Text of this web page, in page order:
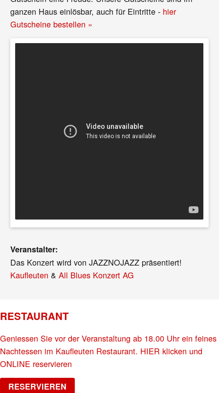
ganzen Haus einlösbar, auch für Eintritte - hier
Gutscheine bestellen »
Veranstalter:
Das Konzert wird von JAZZNOJAZZ präsentiert!
Kaufleuten &All Blues Konzert AG
RESTAURANT
Geniessen Sie vor der Veranstaltung ab 18.00 Uhr ein feines
Nachtessen im Kaufleuten Restaurant. HIER klicken und
ONLINE reservieren
RESERVIEREN